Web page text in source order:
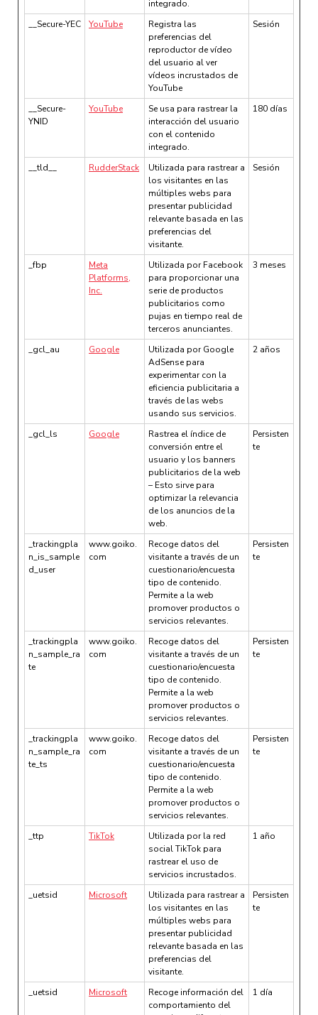
integrado.
__Secure-YEC
YouTube
Registra las
preferencias del
reproductor de vídeo
del usuario al ver
vídeos incrustados de
YouTube
Sesión
__Secure-
YNID
YouTube
Se usa para rastrear la
interacción del usuario
con el contenido
integrado.
180 días
__tld__ RudderStack
Utilizada para rastrear a
los visitantes en las
múltiples webs para
presentar publicidad
relevante basada en las
preferencias del
visitante.
Sesión
_fbp
Meta
Platforms,
Inc.
Utilizada por Facebook
para proporcionar una
serie de productos
publicitarios como
pujas en tiempo real de
terceros anunciantes.
3 meses
_gcl_au Google
Utilizada por Google
AdSense para
experimentar con la
eficiencia publicitaria a
través de las webs
usando sus servicios.
2 años
_gcl_ls Google
Rastrea el índice de
conversión entre el
usuario y los banners
publicitarios de la web
– Esto sirve para
optimizar la relevancia
de los anuncios de la
web.
Persisten
te
_trackingpla
n_is_sample
d_user
www.goiko.
com
Recoge datos del
visitante a través de un
cuestionario/encuesta
tipo de contenido.
Permite a la web
promover productos o
servicios relevantes.
Persisten
te
_trackingpla
n_sample_ra
te
www.goiko.
com
Recoge datos del
visitante a través de un
cuestionario/encuesta
tipo de contenido.
Permite a la web
promover productos o
servicios relevantes.
Persisten
te
_trackingpla
n_sample_ra
te_ts
www.goiko.
com
Recoge datos del
visitante a través de un
cuestionario/encuesta
tipo de contenido.
Permite a la web
promover productos o
servicios relevantes.
Persisten
te
_ttp TikTok
Utilizada por la red
social TikTok para
rastrear el uso de
servicios incrustados.
1 año
_uetsid Microsoft
Utilizada para rastrear a
los visitantes en las
múltiples webs para
presentar publicidad
relevante basada en las
preferencias del
visitante.
Persisten
te
_uetsid Microsoft
Recoge información del
comportamiento del
1 día